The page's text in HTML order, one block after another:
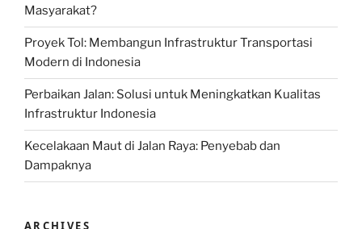
Masyarakat?
Proyek Tol: Membangun Infrastruktur Transportasi
Modern di Indonesia
Perbaikan Jalan: Solusi untuk Meningkatkan Kualitas
Infrastruktur Indonesia
Kecelakaan Maut di Jalan Raya: Penyebab dan
Dampaknya
ARCHIVES